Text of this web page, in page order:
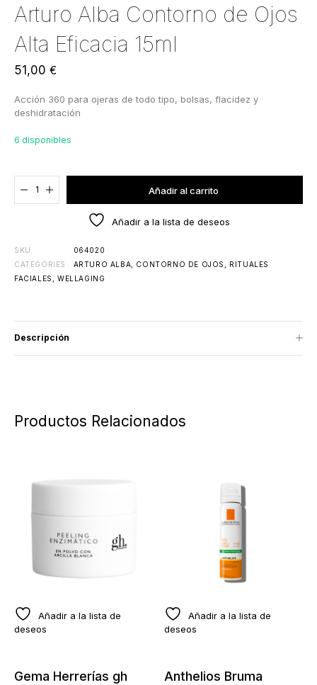
Arturo Alba Contorno de Ojos
Alta Eficacia 15ml
51,00 €
Acción 360 para ojeras de todo tipo, bolsas, flacidez y
deshidratación
6 disponibles
Añadir al carrito
Agregado al carrito
Añadir a la lista de deseos
SKU
064020
CATEGORIES
ARTURO ALBA CONTORNO DE OJOS
RITUALES
FACIALES
,WELLAGING
Descripción
Productos Relacionados
Añadir a la lista de
deseos
Gema Herrerías gh
Añadir a la lista de
deseos
Anthelios Bruma